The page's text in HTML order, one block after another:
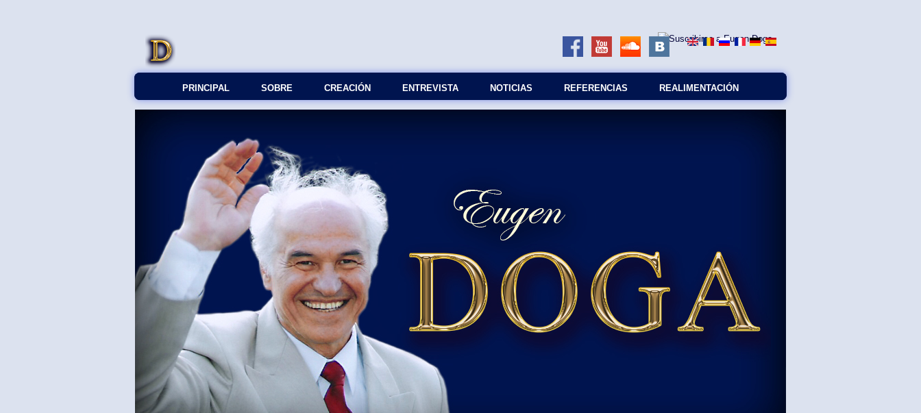
PRINCIPAL SOBRE СREACIÓN ENTREVISTA NOTICIAS REFERENCIAS REALIMENTACIÓN